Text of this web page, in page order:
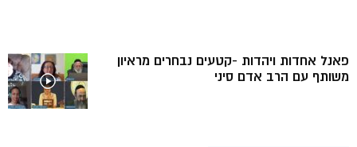
פאנל אחדות ויהדות -קטעים נבחרים מראיון
משותף עם הרב אדם סיני